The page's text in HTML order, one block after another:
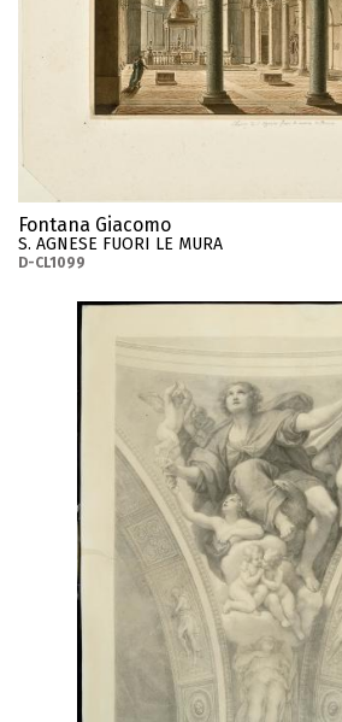
Fontana Giacomo
S. AGNESE FUORI LE MURA
D-CL1099